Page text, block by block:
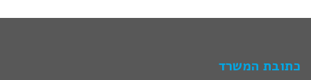
כתובת המשרד